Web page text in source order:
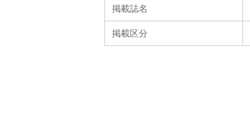
掲載誌名
掲載区分